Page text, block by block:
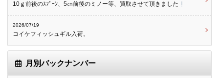
10ｇ前後のｽﾌﾟｰﾝ、5㎝前後のミノー等、買取させて頂きました
2026/07/19
コイケフィッシュギル入荷。
月別バックナンバー